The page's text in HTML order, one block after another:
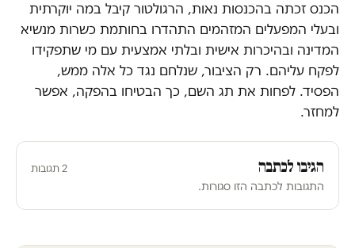
הכנס זכתה בהכנסות נאות, הרגולטור קיבל במה יוקרתית
ובעלי המפעלים המזהמים התהדרו בחותמת כשרות מנשיא
המדינה ובהיכרות אישית ובלתי אמצעית עם מי שתפקידו
לפקח עליהם. רק הציבור, שנלחם נגד כל אלה ממש,
הפסיד. לפחות את תג השם, כך הבטיחו בהפקה, אפשר
למחזר.
הגיבו לכתבה 2 תגובות
התגובות לכתבה הזו סגורות.